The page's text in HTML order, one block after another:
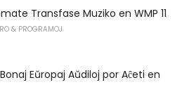
Transfase Muziko en WMP 11
& PROGRAMOJ
Eŭropaj Aŭdiloj por Aĉeti en